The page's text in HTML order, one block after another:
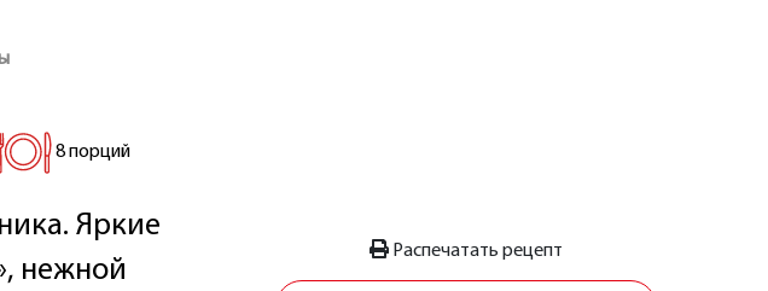
8 порций
Яркие
нежной
Распечатать рецепт